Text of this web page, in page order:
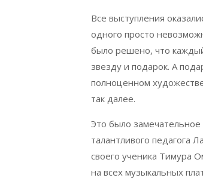
Все выступления
одного просто
было решено, что
звезду и подарок. А
полноценном
так далее.
Это было
талантливого педагога
своего ученика Тимура
на всех музыкальных